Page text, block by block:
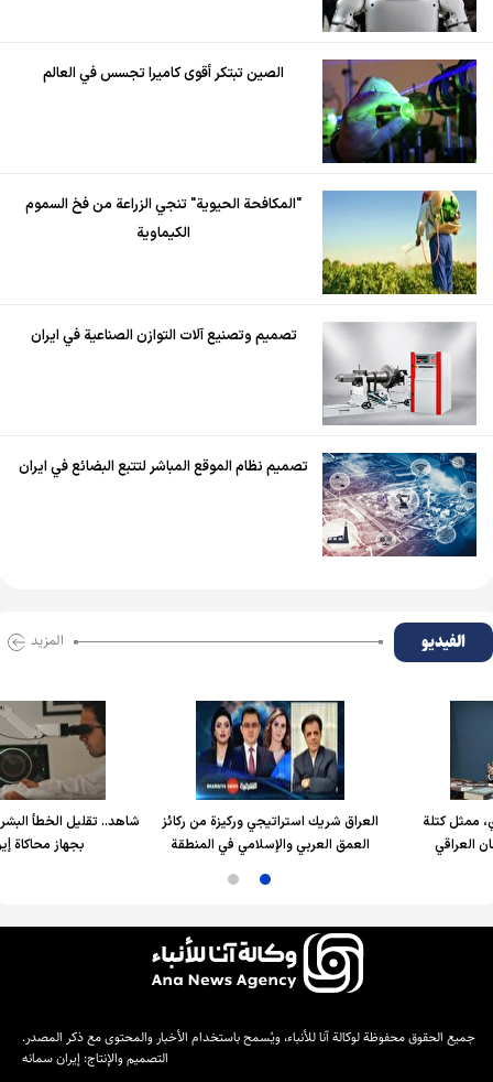
الصين تبتكر أقوى كاميرا تجسس في العالم
"المكافحة الحيوية" تنجي الزراعة من فخ السموم
الكيماوية
تصميم وتصنيع آلات التوازن الصناعية في ايران
تصميم نظام الموقع المباشر لتتبع البضائع في ايران
الفیدیو المزید
كتلة
العراق شريك استراتيجي وركيزة من ركائز
العمق العربي والإسلامي في المنطقة
شاهد.. تقليل الخطأ البشري في
بجهاز محاكاة إيراني
جميع الحقوق محفوظة لوكالة آنا للأنباء، ويُسمح باستخدام الأخبار والمحتوى مع ذكر المصدر.
التصميم والإنتاج: إيران سمانه